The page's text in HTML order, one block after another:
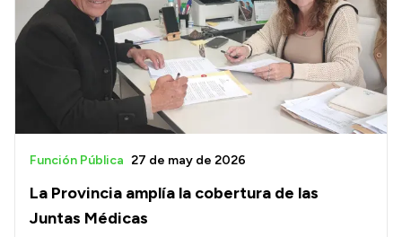
La Provincia amplía la cobertura de las
Juntas Médicas
Función Pública 27 de may de 2026